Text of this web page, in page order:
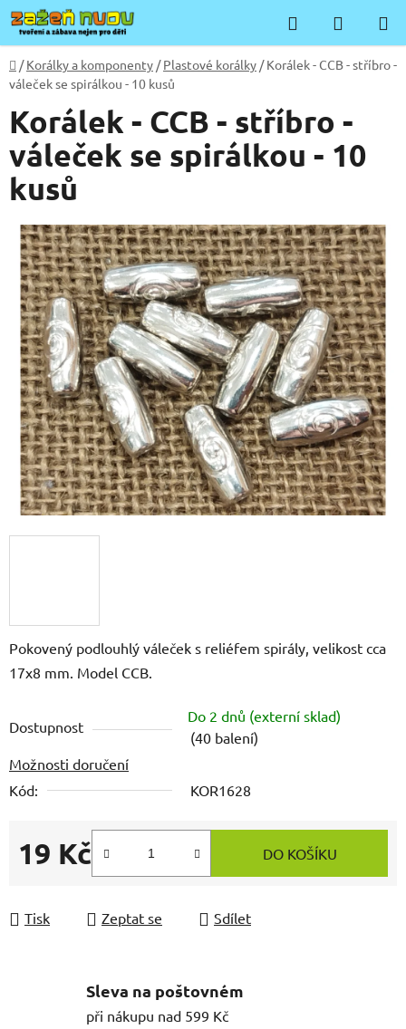
Přejít
na
obsah
Hledat
KOŠÍK
Domů
/ Korálky a komponenty / Plastové korálky / Korálek - CCB - stříbro -
váleček se spirálkou - 10 kusů
Pokovený podlouhlý váleček s reliéfem spirály, velikost cca
17x8 mm. Model CCB.
Dostupnost
Do 2 dnů (externí sklad)
(40 balení)
Možnosti doručení
Kód:
KOR1628
19 Kč
Měrná cena:
DO KOŠÍKU
Tisk Zeptat se Sdílet
Korálek - CCB - stříbro -
váleček se spirálkou - 10
kusů
Sleva na poštovném
při nákupu nad 599 Kč